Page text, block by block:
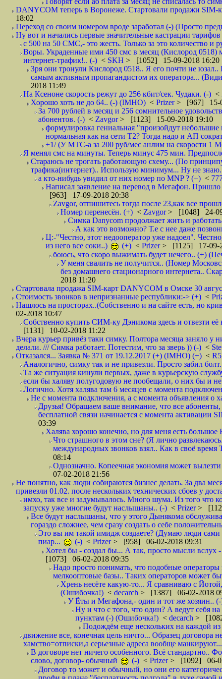
DANYCOM теперь в Воронеже. Стартовали продажи SIM-
18:02
Переход со своим номером вроде заработал (-) (Просто
Ну вот и начались первые значительные кастрации
с 500 на 50 СМС,- это жесть. Только за это количество и
Воры. Украденные ими 450 смс в месяц (Кислород 0518)
интернет-трафик!.. (-) < SKH > [1052] 15-09-2018 16:20
Зря они тронули Кислород 0518.. Я его почти не
самым активным пропагандистом их оператора...
2018 11:49
На Ксеноне скорость режут до 256 кбит/сек. Чудаки. (-) <
Хорошо хоть не до 64.. (-) (IMHO) < Prizer> [967] 15-
За 700 рублей в месяц и 256 сомнительное
абонентов. (-) < Zavgor> [1123] 15-09-2018 19:10
формулировка гениальная "произойдут небольшие
нормальная как на сети Т2? Тогда надо и АП
+1/ (У МТС-а за 200 руб/мес анлим на скорости 1
Я менял смс на минуты. Теперь минус 475 мин.
Стараюсь не трогать работающую схему... (По
трафика(интернет).. Использую минимум... Ну не
а кто-нибудь увидил от них номер по MNP ? (+) <
Написал заявление на перевод в Мегафон.
[963] 17-09-2018 20:38
Zavgor, отпишитесь тогда после 23,как все
Номер перенесён. (+) < Zavgor> [1048] 24-
Симка Danycom продолжает жить и
А как это возможно? Т.е с нее даже
Ц:-"Честно, этот недооператор уже надоел".
из него все соки..)
(+) < Prizer> [1125] 17-09-
боюсь, что скоро выжимать будет нечего.. (+)
У меня свалить не получится.. (Номер
без домашнего стационарного интернета..
2018 11:20
Стартовала продажа SIM-карт DANYCOM в Омске 30
Стоимость звонков в непризнанные республики:-> (+) <
Нашлось на просторах..(Собственно и на сайте есть, но
02-2018 10:47
Собственно купить СИМ-ку Дэникома здесь и отвезти
[1131] 10-02-2018 11:22
Вчера курьер привёз таки симку. Полтора месяца заняло
делали. /// Симка работает. Потестим, что за зверь )) (-) <
Отказался... Заявка № 371 от 19.12.2017 (+) (IMHO) (+) <
Аналогично, симку так и не привезли. Просто забил
Та же ситуация кинули первых, даже в курьерскую
если бы халяву полугодовую не пообещали, о них бы и
Логично. Хотя халява там 6 месяцев с момента
Не с момента подключения, а с момента объявления о
Друзья! Обращаем ваше внимание, что все
бесплатной связи начинается с момента
03:39
Халява хорошо конечно, но для меня есть
Что страшного в этом сне? (Я лично
международных звонков взял.. Как в своё
08:14
Однозначно. Копеечная экономия может
07-02-2018 21:56
Не понятно, как люди собираются бизнес делать. За два
привезли 01.02. после нескольких технических сбоев у
имхо, так все и задумывалось. Много шума. Из того что
запуску уже многие будут наслышаны.. (-) < Prizer>
Все будут наслышаны, что у этого Дынякома
гораздо сложнее, чем сразу создать о себе
Это вы им такой имидж создаете? (Думаю люди сами
пиар...
(-) < Prizer> [958] 06-02-2018 09:31
Хотел бы - создал бы... А так, просто мысли вслух
[1073] 06-02-2018 09:35
Надо просто понимать, что подобные
мелкооптовые базы.. Таких операторов может
Хрень несёте какую-то... Я сравниваю с
(Ошибочка!) < decarch > [1387] 06-02-2018
У Ёты и Мегафона,- один и тот же хозяин..
Ну и что с того, что один? А ведут себя
пунктам (-) (Ошибочка!) < decarch >
Подождём еще нескольких на каждой из
движение все, конечная цель ничто... Образец договора
хамство=отписки,а серьезные адреса вообще
В договоре нет ничего особенного. Всё стандартно..
слово, договор- обычный
(-) < Prizer> [1092] 06-
Договор то может и обычный, но они его